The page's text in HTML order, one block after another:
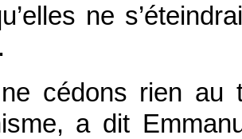
ne
cédons rien au
a dit